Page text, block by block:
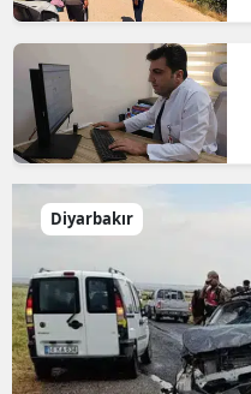
Diyarbakır